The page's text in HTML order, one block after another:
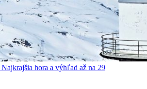
hora a výhľad až na 29